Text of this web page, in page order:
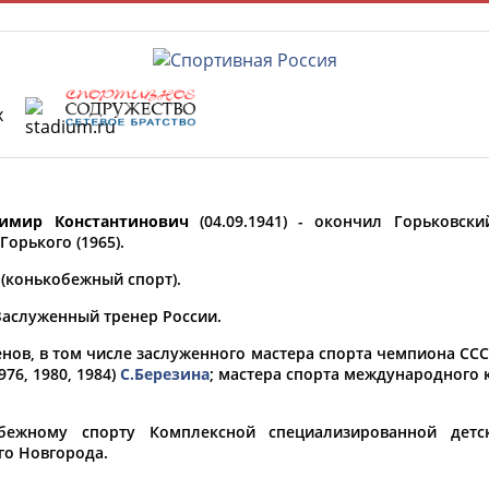
платформы за
У кого сегодня день рождения?
ФИО
Олимпийские виды спорта
Константинович(04.09.1941) - окончил
(1965).
спорт).
тренер России.
в том числе заслуженного мастера спорта чемпиона
1980, 1984) С.Березина; мастера спорта
спорту Комплексной специализированной
Новгорода.